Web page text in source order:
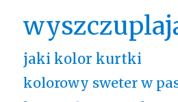
jaki kolor kurtki
kolorowy sweter w